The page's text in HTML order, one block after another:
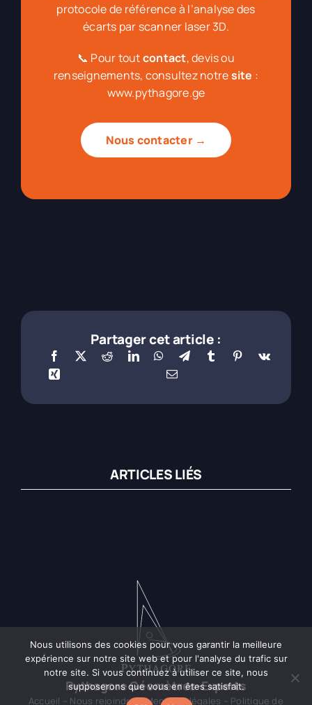
protocole de référence à l’analyse des
écarts par scanner laser 3D.
📞 Pour toutcontact, devis ou
renseignements, consultez notresite :
www.pythagore.ge
Nous contacter →
Partager cet article :
ARTICLES LIÉS
Pythagore Géomètres-Experts
Accueil – Nous rejoindre–Mentions légales – Politique de
Nous utilisons des cookies pour vous garantir la meilleure
expérience sur notre site web et pour l'analyse du trafic sur
notre site. Si vous continuez à utiliser ce site, nous
supposerons que vous en êtes satisfait.